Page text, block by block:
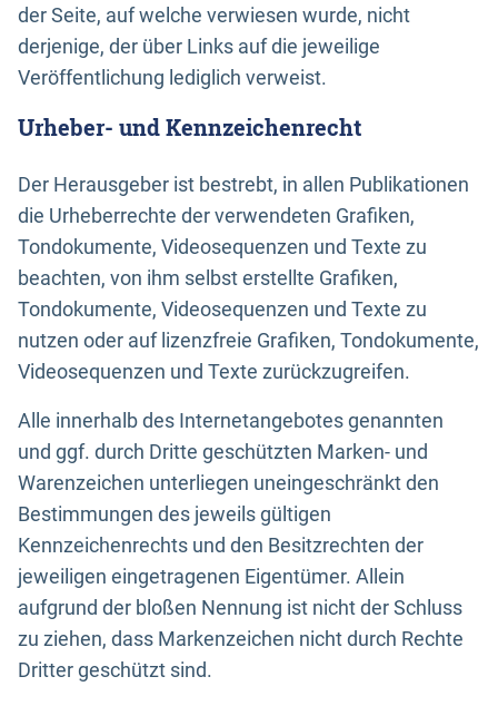
der Seite, auf welche verwiesen wurde, nicht
derjenige, der über Links auf die jeweilige
Veröffentlichung lediglich verweist.
Urheber- und Kennzeichenrecht
Der Herausgeber ist bestrebt, in allen Publikationen
die Urheberrechte der verwendeten Grafiken,
Tondokumente, Videosequenzen und Texte zu
beachten, von ihm selbst erstellte Grafiken,
Tondokumente, Videosequenzen und Texte zu
nutzen oder auf lizenzfreie Grafiken, Tondokumente,
Videosequenzen und Texte zurückzugreifen.
Alle innerhalb des Internetangebotes genannten
und ggf. durch Dritte geschützten Marken- und
Warenzeichen unterliegen uneingeschränkt den
Bestimmungen des jeweils gültigen
Kennzeichenrechts und den Besitzrechten der
jeweiligen eingetragenen Eigentümer. Allein
aufgrund der bloßen Nennung ist nicht der Schluss
zu ziehen, dass Markenzeichen nicht durch Rechte
Dritter geschützt sind.